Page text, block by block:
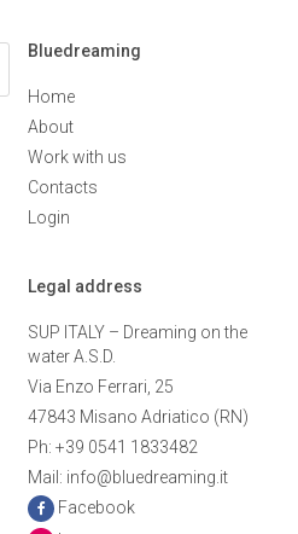
Bluedreaming
Home
About
Work with us
Contacts
Login
Legal address
SUP ITALY – Dreaming on the
water A.S.D.
Via Enzo Ferrari, 25
47843 Misano Adriatico (RN)
Ph: +39 0541 1833482
Mail: info@bluedreaming.it
Facebook